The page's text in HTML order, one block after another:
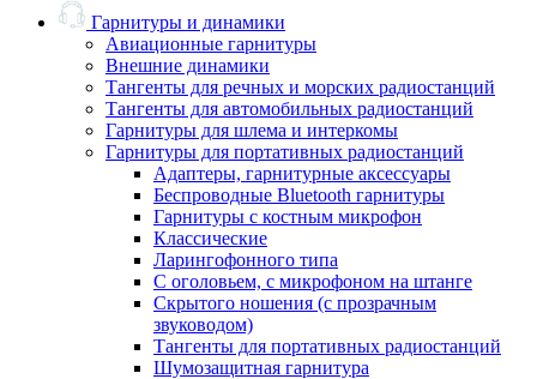
Гарнитуры и динамики
Авиационные гарнитуры
Внешние динамики
Тангенты для речных и морских радиостанций
Тангенты для автомобильных радиостанций
Гарнитуры для шлема и интеркомы
Гарнитуры для портативных радиостанций
Адаптеры, гарнитурные аксессуары
Беспроводные Bluetooth гарнитуры
Гарнитуры с костным микрофон
Классические
Ларингофонного типа
С оголовьем, с микрофоном на штанге
Скрытого ношения (с прозрачным
звуководом)
Тангенты для портативных радиостанций
Шумозащитная гарнитура